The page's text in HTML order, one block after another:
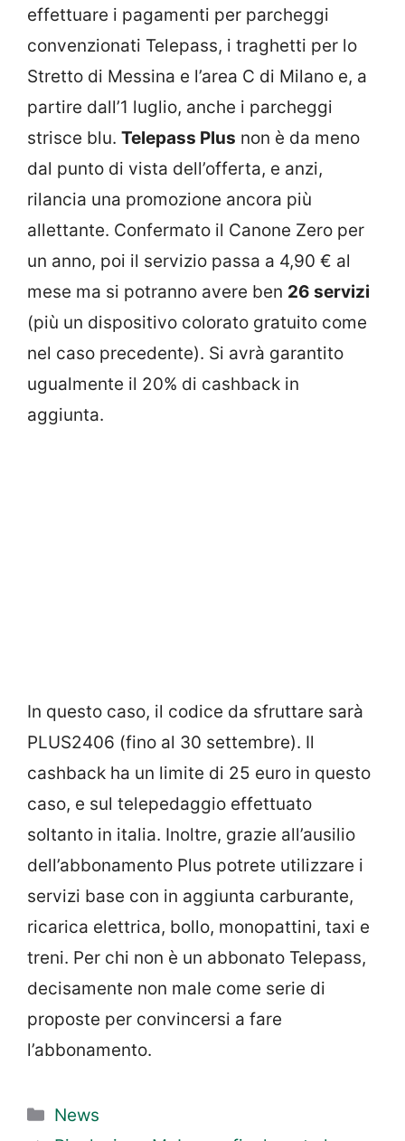
effettuare i pagamenti per parcheggi
convenzionati Telepass, i traghetti per lo
Stretto di Messina e l’area C di Milano e, a
partire dall’1 luglio, anche i parcheggi
strisce blu. Telepass Plus non è da meno
dal punto di vista dell’offerta, e anzi,
rilancia una promozione ancora più
allettante. Confermato il Canone Zero per
un anno, poi il servizio passa a 4,90 € al
mese ma si potranno avere ben 26 servizi
(più un dispositivo colorato gratuito come
nel caso precedente). Si avrà garantito
ugualmente il 20% di cashback in
aggiunta.
In questo caso, il codice da sfruttare sarà
PLUS2406 (fino al 30 settembre). Il
cashback ha un limite di 25 euro in questo
caso, e sul telepedaggio effettuato
soltanto in italia. Inoltre, grazie all’ausilio
dell’abbonamento Plus potrete utilizzare i
servizi base con in aggiunta carburante,
ricarica elettrica, bollo, monopattini, taxi e
treni. Per chi non è un abbonato Telepass,
decisamente non male come serie di
proposte per convincersi a fare
l’abbonamento.
Categorie
News